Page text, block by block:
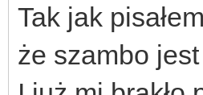
Tak jak
że szambo